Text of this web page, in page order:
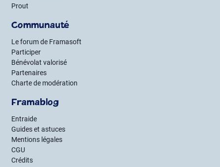
Prout
Communauté
Le forum de Framasoft
Participer
Bénévolat valorisé
Partenaires
Charte de modération
Framablog
Entraide
Guides et astuces
Mentions légales
CGU
Crédits